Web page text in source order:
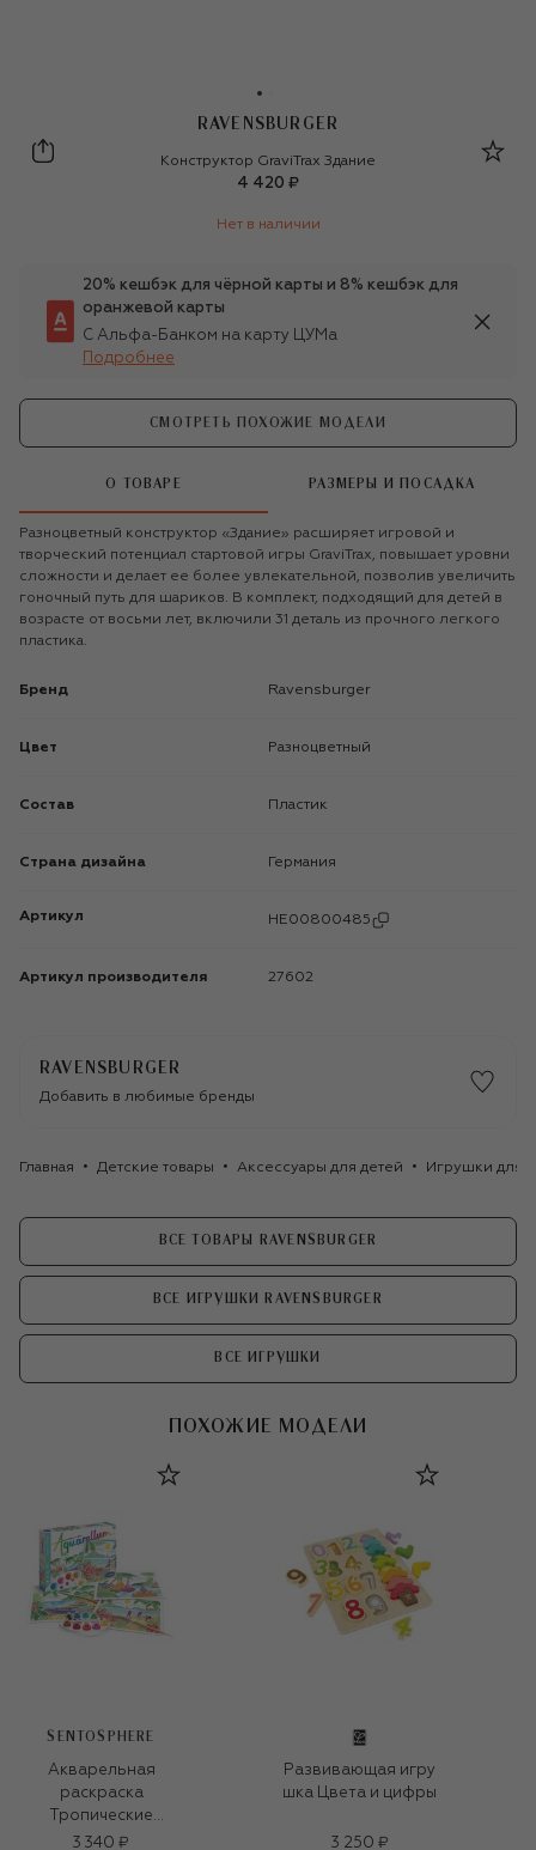
RAVENSBURGER
Ravensburger
Конструктор GraviTrax Здание
4 420 ₽
Нет в наличии
20% кешбэк для чёрной карты и 8% кешбэк для
оранжевой карты
С Альфа-Банком на карту ЦУМа
Подробнее
СМОТРЕТЬ ПОХОЖИЕ МОДЕЛИ
О ТОВАРЕ РАЗМЕРЫ И ПОСАДКА
Разноцветный конструктор «Здание» расширяет игровой и
творческий потенциал стартовой игры GraviTrax, повышает уровни
сложности и делает ее более увлекательной, позволив увеличить
гоночный путь для шариков. В комплект, подходящий для детей в
возрасте от восьми лет, включили 31 деталь из прочного легкого
пластика.
Бренд Ravensburger
Цвет Разноцветный
Состав Пластик
Страна дизайна Германия
Артикул HE00800485
Артикул производителя 27602
RAVENSBURGER
Добавить в любимые бренды
Главная Детские товары Аксессуары для детей Игрушки для
ВСЕ ТОВАРЫ RAVENSBURGER
ВСЕ ИГРУШКИ RAVENSBURGER
ВСЕ ИГРУШКИ
ПОХОЖИЕ МОДЕЛИ
SENTOSPHERE
Акварельная
раскраска
Тропические
пейзажи
3 340 ₽
Развивающая игру
шка Цвета и цифры
3 250 ₽